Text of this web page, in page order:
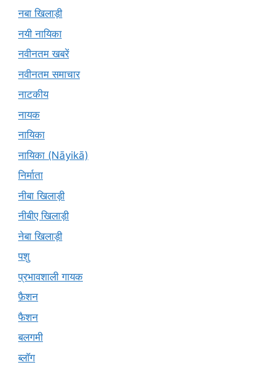
नबा खिलाड़ी
नयी नायिका
नवीनतम खबरें
नवीनतम समाचार
नाटकीय
नायक
नायिका
नायिका (Nāyikā)
निर्माता
नीबा खिलाड़ी
नीबीए खिलाड़ी
नेबा खिलाड़ी
पशु
प्रभावशाली गायक
फ़ैशन
फैशन
बलगमी
ब्लॉग